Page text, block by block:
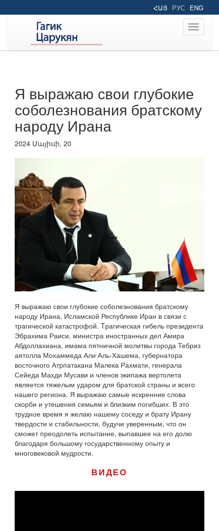
ՀԱՅ РУС ENG
Toggle
Я выражаю свои глубокие
соболезнования братскому
народу Ирана
2024 Մայիսի, 20
Я выражаю свои глубокие соболезнования братскому
народу Ирана, Исламской Республике Иран в связи с
трагической катастрофой. Tрагическая гибель президента
Эбрахима Раиси, министра иностранных дел Амира
Абдоллахиана, имама пятничной молитвы города Тебриз
аятолла Мохаммеда Али Аль-Хашема, губернатора
восточного Атрпатакана Малека Рахмати, генерала
Сейеда Махди Мусави и членов экипажа вертолета
является тяжелым ударом для братской страны и всего
нашего региона. Я выражаю самые искренние слова
скорби и утешения семьям и близким погибших. В это
трудное время я желаю нашему соседу и брату Ирану
твердости и стабильности, будучи уверенным, что он
сможет преодолеть испытание, выпавшее на его долю
благодаря большому государственному опыту и
многовековой мудрости.
ВИДЕО